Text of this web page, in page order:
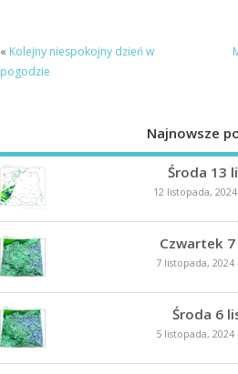
« Kolejny niespokojny dzień w
pogodzie
Najnowsze
Środa 13
12 listopada, 2024
Czwartek
7 listopada, 2024
Środa 6
5 listopada, 2024